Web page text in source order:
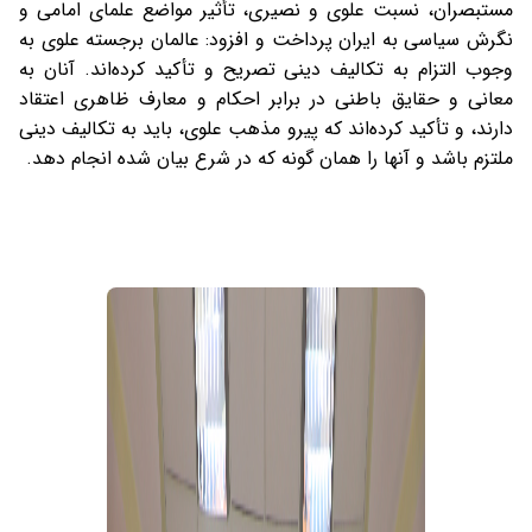
مستبصران، نسبت علوی و نصیری، تأثیر مواضع علمای امامی و
نگرش سیاسی به ایران پرداخت و افزود: عالمان برجسته علوی به
وجوب التزام به تکالیف دینی تصریح و تأکید کرده‌اند. آنان به
معانی و حقایق باطنی در برابر احکام و معارف ظاهری اعتقاد
دارند، و تأکید کرده‌اند که پیرو مذهب علوی، باید به تکالیف دینی
ملتزم باشد و آنها را همان گونه که در شرع بیان شده انجام دهد.